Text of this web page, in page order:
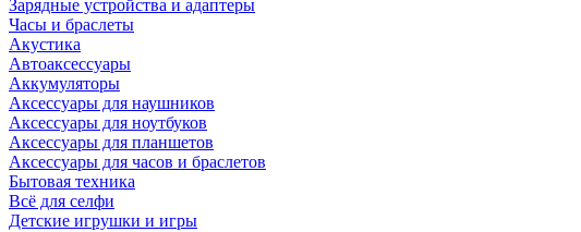
Зарядные устройства и адаптеры
Часы и браслеты
Акустика
Автоаксессуары
Аккумуляторы
Аксессуары для наушников
Аксессуары для ноутбуков
Аксессуары для планшетов
Аксессуары для часов и браслетов
Бытовая техника
Всё для селфи
Детские игрушки и игры